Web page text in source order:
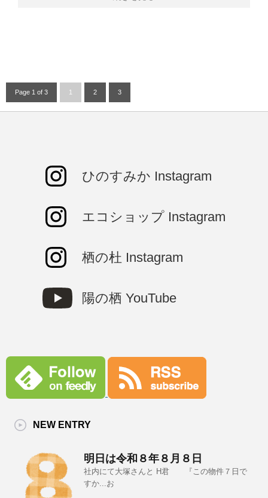
Page 1 of 3 1 2 3
ひのすみか Instagram
エコショップ Instagram
栖の杜 Instagram
陽の栖 YouTube
NEW ENTRY
明日は令和８年８月８日
社内にて大塚さんと H君 『この物件７日で
すか...お